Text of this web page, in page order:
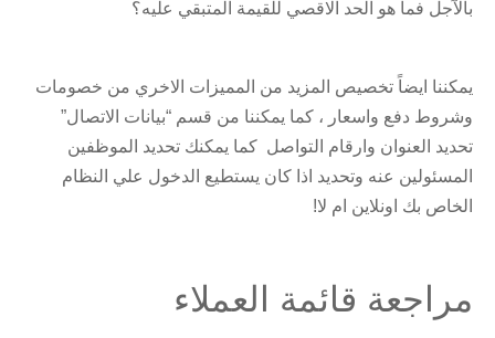
بالآجل فما هو الحد الاقصي للقيمة المتبقي عليه؟
يمكننا ايضاً تخصيص المزيد من المميزات الاخري من خصومات
وشروط دفع واسعار ، كما يمكننا من قسم “بيانات الاتصال”
تحديد العنوان وارقام التواصل كما يمكنك تحديد الموظفين
المسئولين عنه وتحديد اذا كان يستطيع الدخول علي النظام
الخاص بك اونلاين ام لا!
مراجعة قائمة العملاء